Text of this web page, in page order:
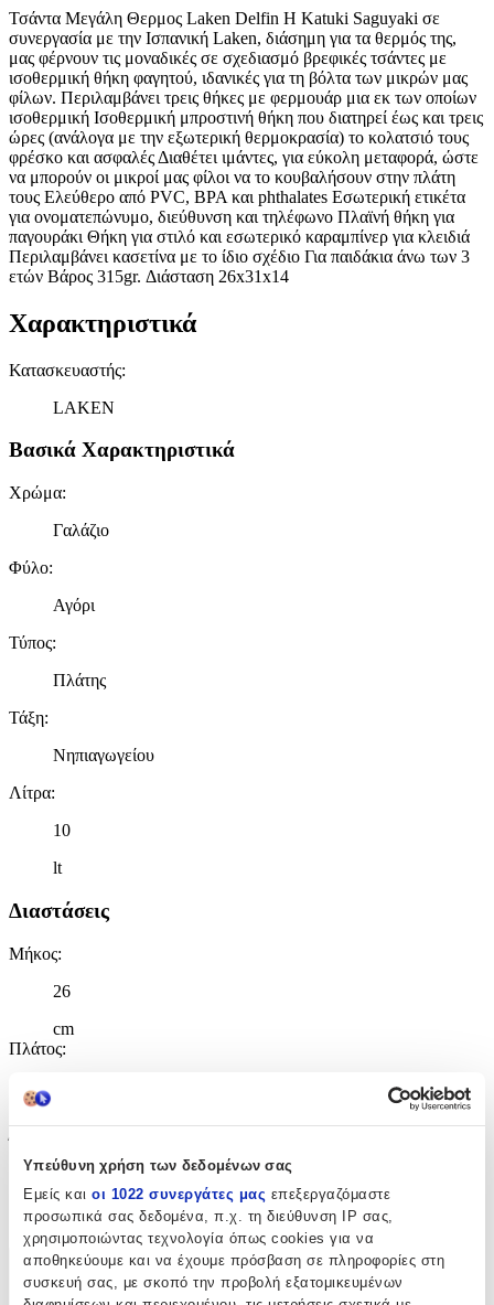
Υπεύθυνη χρήση των δεδομένων σας
Εμείς και οι 1022 συνεργάτες μας επεξεργαζόμαστε
προσωπικά σας δεδομένα, π.χ. τη διεύθυνση IP σας,
χρησιμοποιώντας τεχνολογία όπως cookies για να
αποθηκεύουμε και να έχουμε πρόσβαση σε πληροφορίες στη
συσκευή σας, με σκοπό την προβολή εξατομικευμένων
Τσάντα Μεγάλη Θερμος Laken Delfin Η Katuki Saguyaki σε
συνεργασία με την Ισπανική Laken, διάσημη για τα θερμός της,
μας φέρνουν τις μοναδικές σε σχεδιασμό βρεφικές τσάντες με
ισοθερμική θήκη φαγητού, ιδανικές για τη βόλτα των μικρών μας
φίλων. Περιλαμβάνει τρεις θήκες με φερμουάρ μια εκ των οποίων
ισοθερμική Ισοθερμική μπροστινή θήκη που διατηρεί έως και τρεις
ώρες (ανάλογα με την εξωτερική θερμοκρασία) το κολατσιό τους
φρέσκο και ασφαλές Διαθέτει ιμάντες, για εύκολη μεταφορά, ώστε
να μπορούν οι μικροί μας φίλοι να το κουβαλήσουν στην πλάτη
τους Ελεύθερο από PVC, BPA και phthalates Εσωτερική ετικέτα
για ονοματεπώνυμο, διεύθυνση και τηλέφωνο Πλαϊνή θήκη για
παγουράκι Θήκη για στιλό και εσωτερικό καραμπίνερ για κλειδιά
Περιλαμβάνει κασετίνα με το ίδιο σχέδιο Για παιδάκια άνω των 3
ετών Βάρος 315gr. Διάσταση 26x31x14
Χαρακτηριστικά
Κατασκευαστής:
LAKEN
Βασικά Χαρακτηριστικά
Χρώμα:
Γαλάζιο
Φύλο:
Αγόρι
Τύπος:
Πλάτης
Τάξη:
Νηπιαγωγείου
Λίτρα:
10
lt
Διαστάσεις
Μήκος:
26
cm
Πλάτος:
cm
cm
Χαρακτηριστικά